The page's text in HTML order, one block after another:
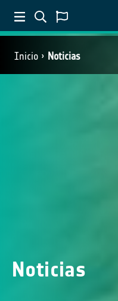
Inicio Noticias
Noticias